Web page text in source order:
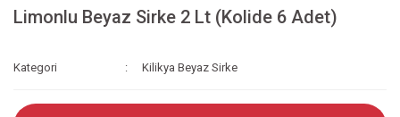
Limonlu Beyaz Sirke 2 Lt (Kolide 6 Adet)
Kategori Kilikya Beyaz Sirke